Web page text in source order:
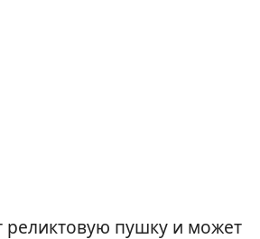
реликтовую пушку и может